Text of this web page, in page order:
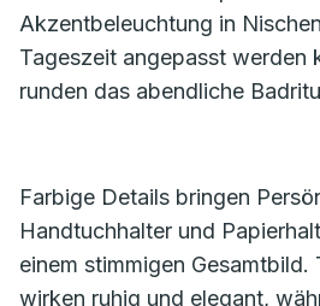
Akzentbeleuchtung in
Tageszeit angepasst werden
runden das abendliche
Farbige Details bringen
Handtuchhalter und
einem stimmigen
wirken ruhig und elegant,